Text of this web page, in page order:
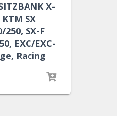
X-
KTM SX
250, SX-F
EXC/EXC-
Racing